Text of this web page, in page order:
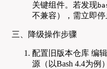
关键组件。若发现
不兼容），需立即停
三、降级操作步骤
配置旧版本仓库 编
源（以Bash 4.4为例